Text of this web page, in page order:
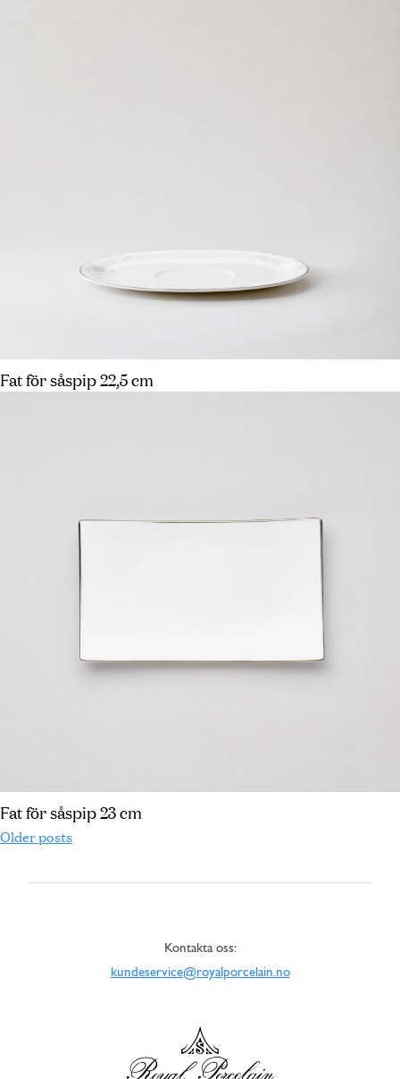
Fat för såspip 22,5 cm
Fat för såspip 23 cm
Older posts
Kontakta oss:
kundeservice@royalporcelain.no